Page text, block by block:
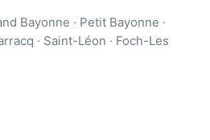
Bayonne · Petit Bayonne ·
· Saint-Léon · Foch-Les